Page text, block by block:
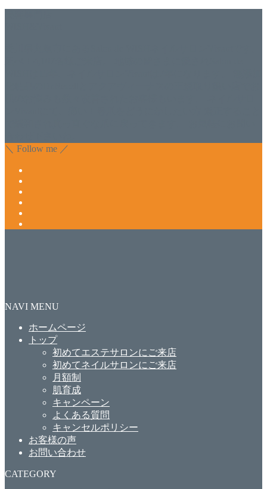
＼ Follow me ／
NAVI MENU
ホームページ
トップ
初めてエステサロンにご来店
初めてネイルサロンにご来店
月額制
肌育成
キャンペーン
よくある質問
キャンセルポリシー
お客様の声
お問い合わせ
CATEGORY